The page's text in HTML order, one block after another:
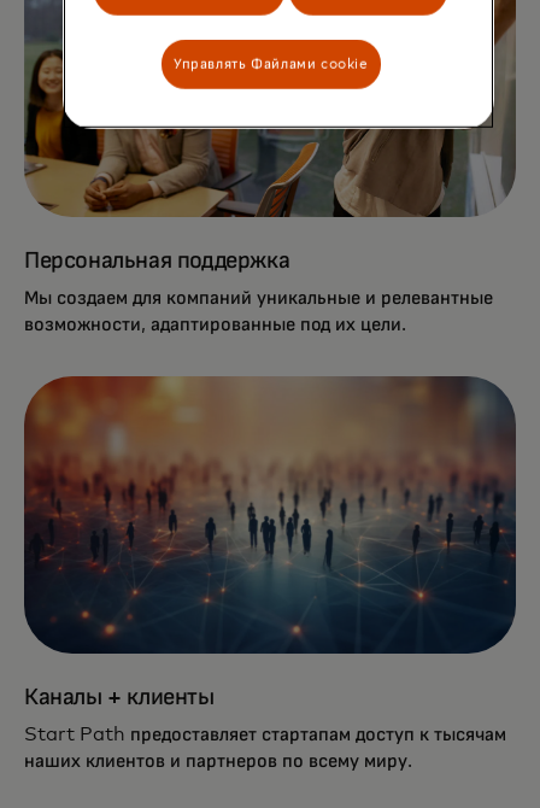
Персональная поддержка
Мы создаем для компаний уникальные и релевантные
возможности, адаптированные под их цели.
Каналы + клиенты
Start Path предоставляет стартапам доступ к тысячам
наших клиентов и партнеров по всему миру.
Управлять Файлами cookie